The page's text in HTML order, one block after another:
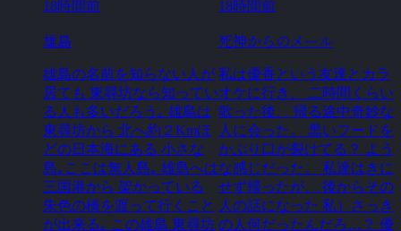
18時間前
雄島
雄島の名前を知らない人が
居ても 東尋坊なら知ってい
る人も多いだろう｡ 雄島は
東尋坊から 北へ約２Kmほ
どの日本海にある 小さな
島｡ここは無人島｡ 雄島へは
三国港から 架かっている
朱色の橋を渡って行くこと
が出来る｡ この雄島 東尋坊
18時間前
死神からのメール
私は優香という友達とカラ
オケに行き、 二時間くらい
歌った後、 帰る途中奇妙な
人に会った。 黒いフードを
かぶり口が裂けてる？ よう
な感じだった。 私達はきに
せず帰ったが、 後からその
人の話になった 私）さっき
の人何だったんだろ…？ 優